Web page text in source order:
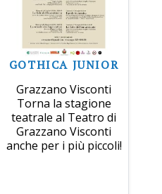
GOTHICA JUNIOR
Grazzano Visconti
Torna la stagione
teatrale al Teatro di
Grazzano Visconti
anche per i più piccoli!